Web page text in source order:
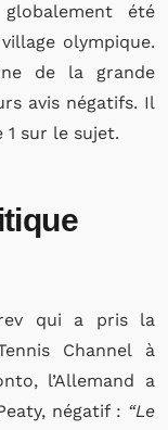
été
olympique.
de la grande
avis négatifs. Il
sur le sujet.
qui a pris la
Channel à
l’Allemand a
négatif : “Le